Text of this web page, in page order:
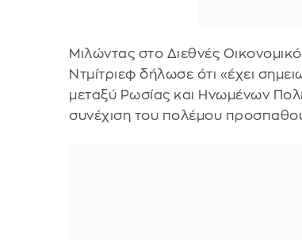
Μιλώντας στο Διεθνές
Ντμίτριεφ δήλωσε ότι «έχει
μεταξύ Ρωσίας και Ηνωμένων
συνέχιση του πολέμου